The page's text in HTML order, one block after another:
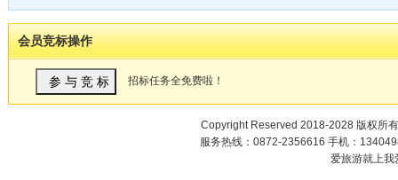
会员竞标操作
招标任务全免费啦！
Copyright Reserved 2018-2028 版权所
服务热线：0872-2356616 手机：
爱旅游就上我